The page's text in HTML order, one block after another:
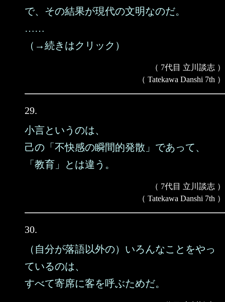
で、その結果が現代の文明なのだ。
……
（→続きはクリック）
（ 7代目 立川談志 ）
（ Tatekawa Danshi 7th ）
29.
小言というのは、
己の「不快感の瞬間的発散」であって、
「教育」とは違う。
（ 7代目 立川談志 ）
（ Tatekawa Danshi 7th ）
30.
（自分が落語以外の）いろんなことをやっ
ているのは、
すべて寄席に客を呼ぶためだ。